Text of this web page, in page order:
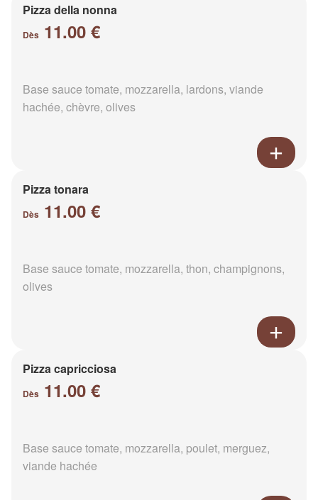
Pizza della nonna
Dès 11.00 €
Base sauce tomate, mozzarella, lardons, viande
hachée, chèvre, olives
Pizza tonara
Dès 11.00 €
Base sauce tomate, mozzarella, thon, champignons,
olives
Pizza capricciosa
Dès 11.00 €
Base sauce tomate, mozzarella, poulet, merguez,
viande hachée